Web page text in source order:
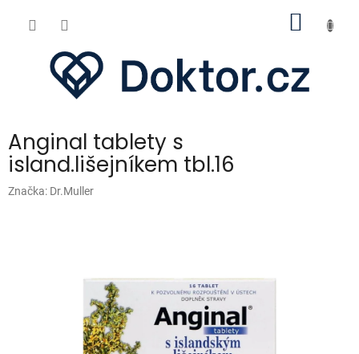
Anginal tablety s
island.lišejníkem tbl.16
Značka: Dr.Muller